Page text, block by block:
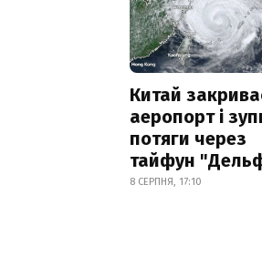
Китай
аеропорт і
потяги через
тайфун
8 СЕРПНЯ, 17:10